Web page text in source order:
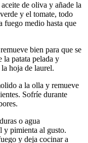
de oliva y añade la
y el tomate, todo
fuego medio hasta que
bien para que se
la patata pelada y
hoja de laurel.
a la olla y remueve
Sofríe durante
o agua
y pimienta al gusto.
y deja cocinar a